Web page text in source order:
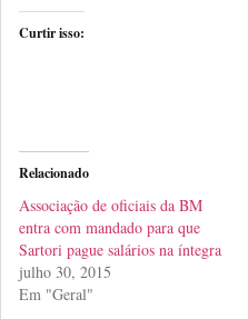
Curtir isso:
Relacionado
Associação de oficiais da BM
entra com mandado para que
Sartori pague salários na íntegra
julho 30, 2015
Em "Geral"